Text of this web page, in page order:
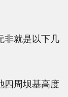
闻动态
于我们
非就是以下几
四周坝基高度